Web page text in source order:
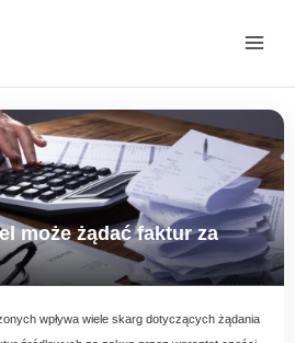
może żądać faktur za
wpływa wiele skarg dotyczących żądania